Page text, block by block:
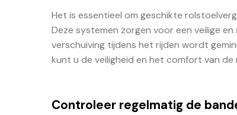
Het is essentieel om geschikte
Deze systemen zorgen voor een veilige
verschuiving tijdens het rijden wordt
kunt u de veiligheid en het comfort van
Controleer regelmatig de